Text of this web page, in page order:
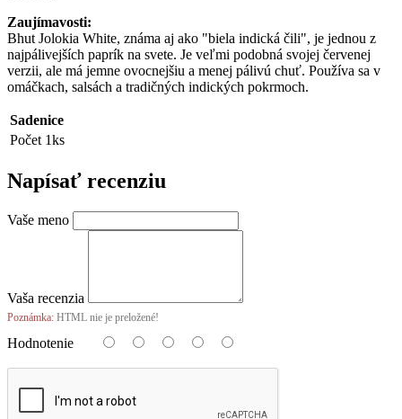
Zaujímavosti:
Bhut Jolokia White, známa aj ako "biela indická čili", je jednou z
najpálivejších paprík na svete. Je veľmi podobná svojej červenej
verzii, ale má jemne ovocnejšiu a menej pálivú chuť. Používa sa v
omáčkach, salsách a tradičných indických pokrmoch.
Sadenice
Počet 1ks
Napísať recenziu
Vaše meno
Vaša recenzia
Poznámka: HTML nie je preložené!
Hodnotenie